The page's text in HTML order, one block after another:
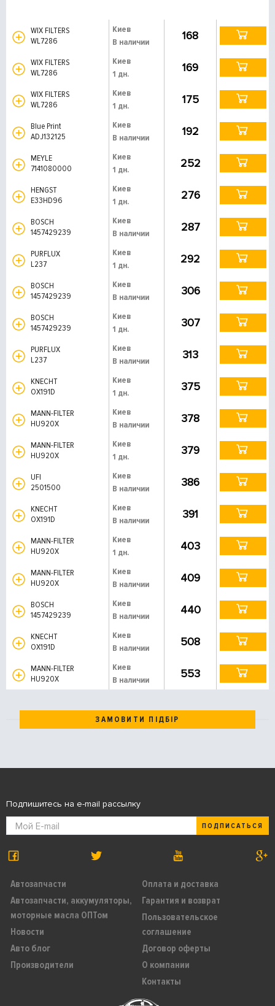
WIX FILTERS
WL7286
Киев
В наличии
168
WIX FILTERS
WL7286
Киев
1 дн.
169
WIX FILTERS
WL7286
Киев
1 дн.
175
Blue Print
ADJ132125
Киев
В наличии
192
MEYLE
7141080000
Киев
1 дн.
252
HENGST
E33HD96
Киев
1 дн.
276
BOSCH
1457429239
Киев
В наличии
287
PURFLUX
L237
Киев
1 дн.
292
BOSCH
1457429239
Киев
В наличии
306
BOSCH
1457429239
Киев
1 дн.
307
PURFLUX
L237
Киев
В наличии
313
KNECHT
OX191D
Киев
1 дн.
375
MANN-FILTER
HU920X
Киев
В наличии
378
MANN-FILTER
HU920X
Киев
1 дн.
379
UFI
2501500
Киев
В наличии
386
KNECHT
OX191D
Киев
В наличии
391
MANN-FILTER
HU920X
Киев
1 дн.
403
MANN-FILTER
HU920X
Киев
В наличии
409
BOSCH
1457429239
Киев
В наличии
440
KNECHT
OX191D
Киев
В наличии
508
MANN-FILTER
HU920X
Киев
В наличии
553
ЗАМОВИТИ ПІДБІР
Автозапчасти
Автозапчасти, аккумуляторы,
моторные масла ОПТом
Новости
Авто блог
Производители
Оплата и доставка
Гарантия и возврат
Пользовательское
соглашение
Договор оферты
О компании
Контакты
Подпишитесь на e-mail рассылку
ПОДПИСАТЬСЯ